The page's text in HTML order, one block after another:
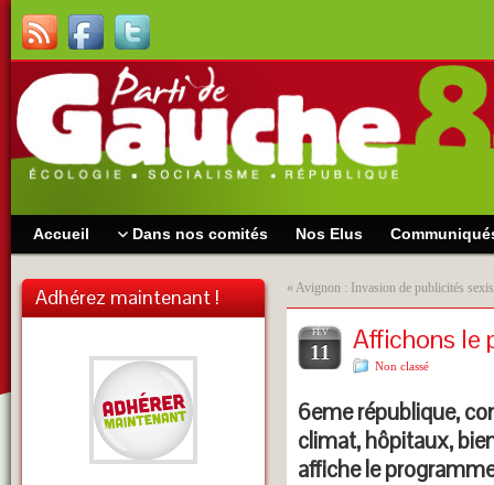
Accueil Dans nos comités Nos Elus
Adhérez maintenant ! « Avignon : Invasion de publicités
FÉV
11 Affichons le
Non classé
6eme république,
climat, hôpitaux,
affiche le